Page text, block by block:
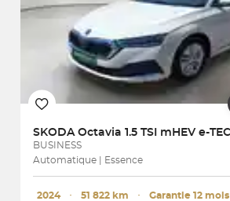
SKODA
BUSINESS
Automatique | Essence
2024 ･ 51 822 km ･ Garantie 12 mois